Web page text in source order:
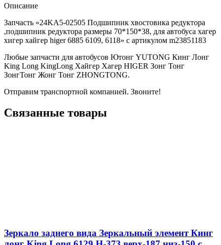
Описание
Запчасть «24KA5-02505 Подшипник хвостовика редуктора
,подшипник редуктора размеры 70*150*38, для автобуса хагер
хигер хайгер higer 6885 6109, 6118» с артикулом m23851183
Любые запчасти для автобусов Ютонг YUTONG Кинг Лонг
King Long KingLong Хайгер Хагер HIGER Зонг Тонг
ЗонгТонг Жонг Тонг ZHONGTONG.
Отправим транспортной компанией. Звоните!
Связанные товары
Зеркало заднего вида Зеркальный элемент Кинг